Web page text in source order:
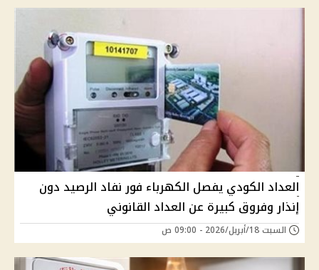
العداد الكودي يفصل الكهرباء فور نفاد الرصيد دون
إنذار وفروق كبيرة عن العداد القانوني
السبت 18/أبريل/2026 - 09:00 ص